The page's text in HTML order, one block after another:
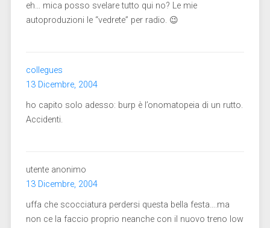
eh… mica posso svelare tutto qui no? Le mie
autoproduzioni le “vedrete” per radio. 😉
collegues
13 Dicembre, 2004
ho capito solo adesso: burp è l’onomatopeia di un rutto.
Accidenti.
utente anonimo
13 Dicembre, 2004
uffa che scocciatura perdersi questa bella festa….ma
non ce la faccio proprio neanche con il nuovo treno low